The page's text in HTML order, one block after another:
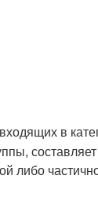
в
составляет
либо